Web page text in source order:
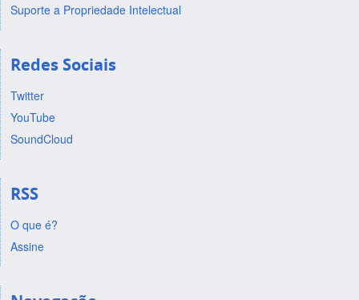
Suporte a Propriedade Intelectual
Redes Sociais
Twitter
YouTube
SoundCloud
RSS
O que é?
Assine